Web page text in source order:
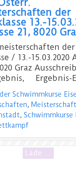
der
13.-
21, 8020
der
/ 13.-15.03.2020
Graz
Ergebnis-
Schwimmkurse
,
, Schwimmkurse